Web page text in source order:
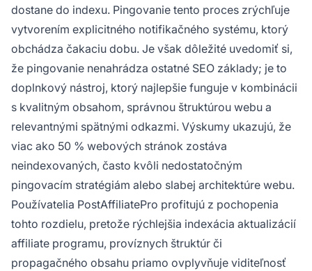
dostane do indexu. Pingovanie tento proces zrýchľuje
vytvorením explicitného notifikačného systému, ktorý
obchádza čakaciu dobu. Je však dôležité uvedomiť si,
že pingovanie nenahrádza ostatné SEO základy; je to
doplnkový nástroj, ktorý najlepšie funguje v kombinácii
s kvalitným obsahom, správnou štruktúrou webu a
relevantnými spätnými odkazmi. Výskumy ukazujú, že
viac ako 50 % webových stránok zostáva
neindexovaných, často kvôli nedostatočným
pingovacím stratégiám alebo slabej architektúre webu.
Používatelia PostAffiliatePro profitujú z pochopenia
tohto rozdielu, pretože rýchlejšia indexácia aktualizácií
affiliate programu, províznych štruktúr či
propagačného obsahu priamo ovplyvňuje viditeľnosť